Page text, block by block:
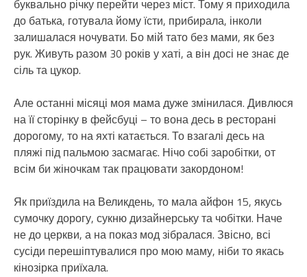
буквально річку перейти через міст. Тому я приходила
до батька, готувала йому їсти, прибирала, інколи
залишалася ночувати. Бо мій тато без мами, як без
рук. Живуть разом 30 років у хаті, а він досі не знає де
сіль та цукор.
Але останні місяці моя мама дуже змінилася. Дивлюся
на її сторінку в фейсбуці – то вона десь в ресторані
дорогому, то на яхті катається. То взагалі десь на
пляжі під пальмою засмагає. Нічо собі заробітки, от
всім би жіночкам так працювати закордоном!
Як приїздила на Великдень, то мала айфон 15, якусь
сумочку дорогу, сукню дизайнерську та чобітки. Наче
не до церкви, а на показ мод зібралася. Звісно, всі
сусіди перешіптувалися про мою маму, ніби то якась
кінозірка приїхала.